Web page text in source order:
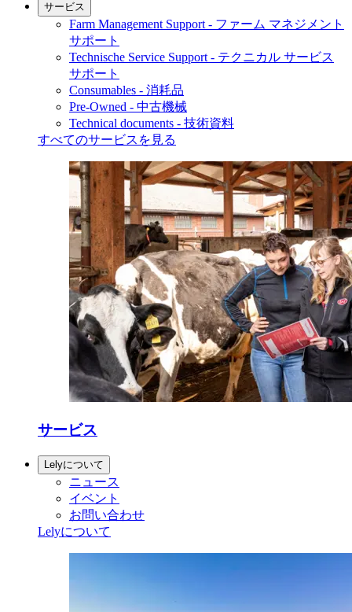
サービス
Farm Management Support - ファーム マネジメント
サポート
Technische Service Support - テクニカル サービス
サポート
Consumables - 消耗品
Pre-Owned - 中古機械
Technical documents - 技術資料
すべてのサービスを見る
サービス
Lelyについて
ニュース
イベント
お問い合わせ
Lelyについて